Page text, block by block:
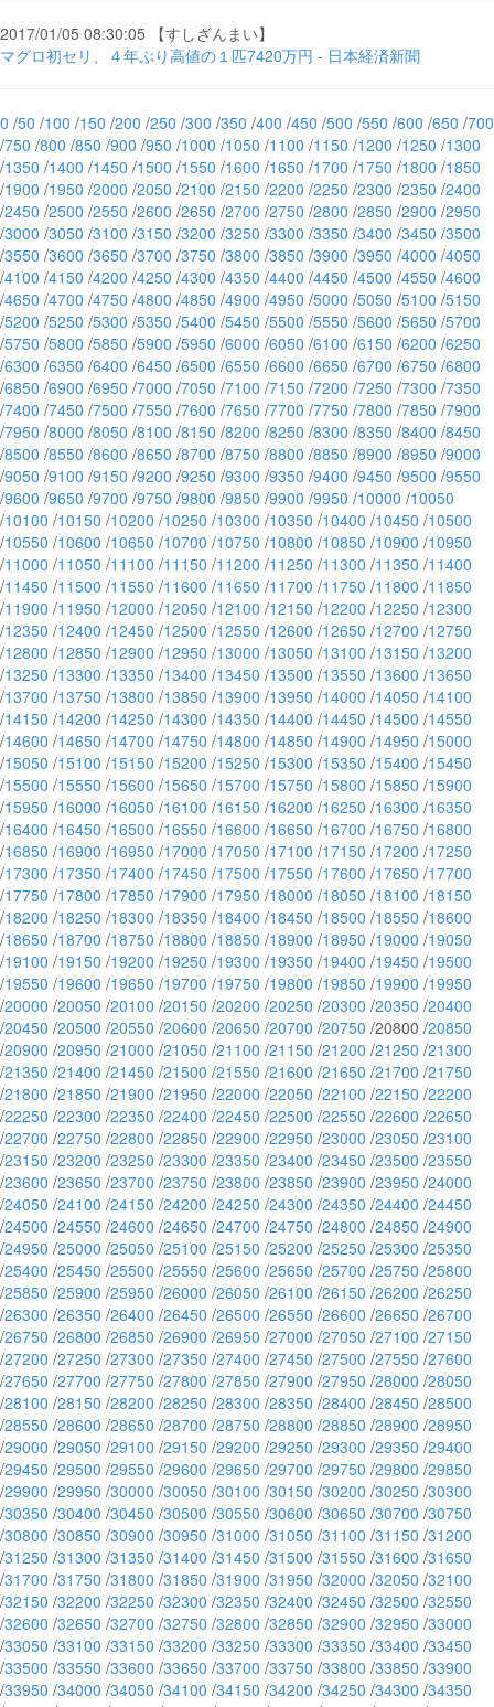
2017/01/05 08:30:05 【すしざんまい】
マグロ初セリ、４年ぶり高値の１匹7420万円 - 日本経済新聞
0 /50 /100 /150 /200 /250 /300 /350 /400 /450 /500 /550 /600 /650 /700
/750 /800 /850 /900 /950 /1000 /1050 /1100 /1150 /1200 /1250 /1300
/1350 /1400 /1450 /1500 /1550 /1600 /1650 /1700 /1750 /1800 /1850
/1900 /1950 /2000 /2050 /2100 /2150 /2200 /2250 /2300 /2350 /2400
/2450 /2500 /2550 /2600 /2650 /2700 /2750 /2800 /2850 /2900 /2950
/3000 /3050 /3100 /3150 /3200 /3250 /3300 /3350 /3400 /3450 /3500
/3550 /3600 /3650 /3700 /3750 /3800 /3850 /3900 /3950 /4000 /4050
/4100 /4150 /4200 /4250 /4300 /4350 /4400 /4450 /4500 /4550 /4600
/4650 /4700 /4750 /4800 /4850 /4900 /4950 /5000 /5050 /5100 /5150
/5200 /5250 /5300 /5350 /5400 /5450 /5500 /5550 /5600 /5650 /5700
/5750 /5800 /5850 /5900 /5950 /6000 /6050 /6100 /6150 /6200 /6250
/6300 /6350 /6400 /6450 /6500 /6550 /6600 /6650 /6700 /6750 /6800
/6850 /6900 /6950 /7000 /7050 /7100 /7150 /7200 /7250 /7300 /7350
/7400 /7450 /7500 /7550 /7600 /7650 /7700 /7750 /7800 /7850 /7900
/7950 /8000 /8050 /8100 /8150 /8200 /8250 /8300 /8350 /8400 /8450
/8500 /8550 /8600 /8650 /8700 /8750 /8800 /8850 /8900 /8950 /9000
/9050 /9100 /9150 /9200 /9250 /9300 /9350 /9400 /9450 /9500 /9550
/9600 /9650 /9700 /9750 /9800 /9850 /9900 /9950 /10000 /10050
/10100 /10150 /10200 /10250 /10300 /10350 /10400 /10450 /10500
/10550 /10600 /10650 /10700 /10750 /10800 /10850 /10900 /10950
/11000 /11050 /11100 /11150 /11200 /11250 /11300 /11350 /11400
/11450 /11500 /11550 /11600 /11650 /11700 /11750 /11800 /11850
/11900 /11950 /12000 /12050 /12100 /12150 /12200 /12250 /12300
/12350 /12400 /12450 /12500 /12550 /12600 /12650 /12700 /12750
/12800 /12850 /12900 /12950 /13000 /13050 /13100 /13150 /13200
/13250 /13300 /13350 /13400 /13450 /13500 /13550 /13600 /13650
/13700 /13750 /13800 /13850 /13900 /13950 /14000 /14050 /14100
/14150 /14200 /14250 /14300 /14350 /14400 /14450 /14500 /14550
/14600 /14650 /14700 /14750 /14800 /14850 /14900 /14950 /15000
/15050 /15100 /15150 /15200 /15250 /15300 /15350 /15400 /15450
/15500 /15550 /15600 /15650 /15700 /15750 /15800 /15850 /15900
/15950 /16000 /16050 /16100 /16150 /16200 /16250 /16300 /16350
/16400 /16450 /16500 /16550 /16600 /16650 /16700 /16750 /16800
/16850 /16900 /16950 /17000 /17050 /17100 /17150 /17200 /17250
/17300 /17350 /17400 /17450 /17500 /17550 /17600 /17650 /17700
/17750 /17800 /17850 /17900 /17950 /18000 /18050 /18100 /18150
/18200 /18250 /18300 /18350 /18400 /18450 /18500 /18550 /18600
/18650 /18700 /18750 /18800 /18850 /18900 /18950 /19000 /19050
/19100 /19150 /19200 /19250 /19300 /19350 /19400 /19450 /19500
/19550 /19600 /19650 /19700 /19750 /19800 /19850 /19900 /19950
/20000 /20050 /20100 /20150 /20200 /20250 /20300 /20350 /20400
/20450 /20500 /20550 /20600 /20650 /20700 /20750 /20800 /20850
/20900 /20950 /21000 /21050 /21100 /21150 /21200 /21250 /21300
/21350 /21400 /21450 /21500 /21550 /21600 /21650 /21700 /21750
/21800 /21850 /21900 /21950 /22000 /22050 /22100 /22150 /22200
/22250 /22300 /22350 /22400 /22450 /22500 /22550 /22600 /22650
/22700 /22750 /22800 /22850 /22900 /22950 /23000 /23050 /23100
/23150 /23200 /23250 /23300 /23350 /23400 /23450 /23500 /23550
/23600 /23650 /23700 /23750 /23800 /23850 /23900 /23950 /24000
/24050 /24100 /24150 /24200 /24250 /24300 /24350 /24400 /24450
/24500 /24550 /24600 /24650 /24700 /24750 /24800 /24850 /24900
/24950 /25000 /25050 /25100 /25150 /25200 /25250 /25300 /25350
/25400 /25450 /25500 /25550 /25600 /25650 /25700 /25750 /25800
/25850 /25900 /25950 /26000 /26050 /26100 /26150 /26200 /26250
/26300 /26350 /26400 /26450 /26500 /26550 /26600 /26650 /26700
/26750 /26800 /26850 /26900 /26950 /27000 /27050 /27100 /27150
/27200 /27250 /27300 /27350 /27400 /27450 /27500 /27550 /27600
/27650 /27700 /27750 /27800 /27850 /27900 /27950 /28000 /28050
/28100 /28150 /28200 /28250 /28300 /28350 /28400 /28450 /28500
/28550 /28600 /28650 /28700 /28750 /28800 /28850 /28900 /28950
/29000 /29050 /29100 /29150 /29200 /29250 /29300 /29350 /29400
/29450 /29500 /29550 /29600 /29650 /29700 /29750 /29800 /29850
/29900 /29950 /30000 /30050 /30100 /30150 /30200 /30250 /30300
/30350 /30400 /30450 /30500 /30550 /30600 /30650 /30700 /30750
/30800 /30850 /30900 /30950 /31000 /31050 /31100 /31150 /31200
/31250 /31300 /31350 /31400 /31450 /31500 /31550 /31600 /31650
/31700 /31750 /31800 /31850 /31900 /31950 /32000 /32050 /32100
/32150 /32200 /32250 /32300 /32350 /32400 /32450 /32500 /32550
/32600 /32650 /32700 /32750 /32800 /32850 /32900 /32950 /33000
/33050 /33100 /33150 /33200 /33250 /33300 /33350 /33400 /33450
/33500 /33550 /33600 /33650 /33700 /33750 /33800 /33850 /33900
/33950 /34000 /34050 /34100 /34150 /34200 /34250 /34300 /34350